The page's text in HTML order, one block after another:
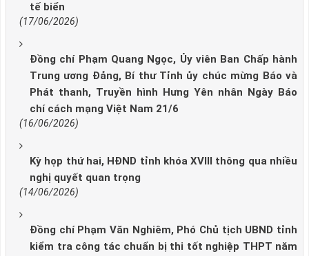
tế biển
(17/06/2026)
Đồng chí Phạm Quang Ngọc, Ủy viên Ban Chấp hành
Trung ương Đảng, Bí thư Tỉnh ủy chúc mừng Báo và
Phát thanh, Truyền hình Hưng Yên nhân Ngày Báo
chí cách mạng Việt Nam 21/6
(16/06/2026)
Kỳ họp thứ hai, HĐND tỉnh khóa XVIII thông qua nhiều
nghị quyết quan trọng
(14/06/2026)
Đồng chí Phạm Văn Nghiêm, Phó Chủ tịch UBND tỉnh
kiểm tra công tác chuẩn bị thi tốt nghiệp THPT năm